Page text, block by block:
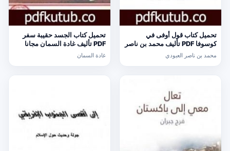
تحميل كتاب قول أوفى في
كوسوفا PDF تأليف محمد بن ناصر
العبودي مجانا [كامل]
محمد بن ناصر العبودي
تحميل كتاب الجسد حقيبة سفر
PDF تأليف غادة السمان مجانا
[كامل]
غادة السمان